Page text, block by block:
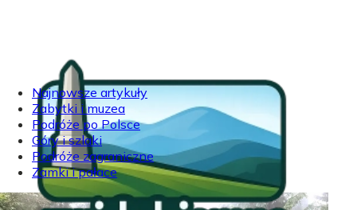
Najnowsze artykuły
Zabytki i muzea
Podróże po Polsce
Góry i szlaki
Podróże zagraniczne
Zamki i pałace